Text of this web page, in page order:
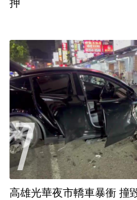
押
高雄光華夜市轎車暴衝 撞